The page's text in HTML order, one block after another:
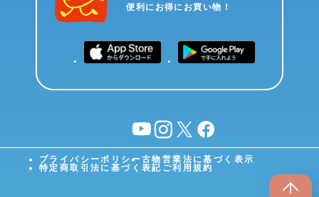
便利にお得にお買い物！
YouTubeinstagram
X facebook
プライバシーポリシー古物営業法に基づく表示
特定商取引法に基づく表記 ご利用規約